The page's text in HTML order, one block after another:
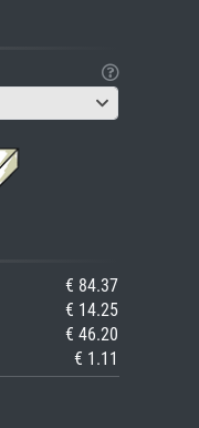
€ 84.37
€ 14.25
€ 46.20
€ 1.11